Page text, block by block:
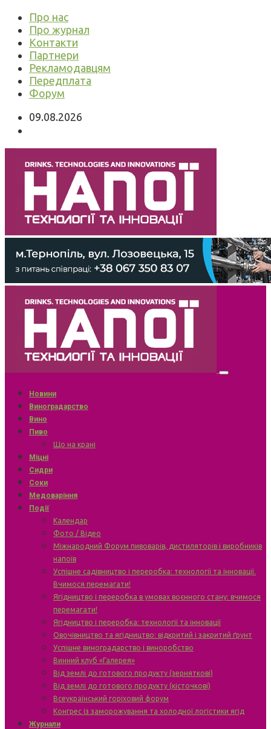
Про нас
Про журнал
Контакти
Партнери
Рекламодавцям
Передплата
Форум
09.08.2026
Новини
Виноградарство
Вино
Пиво
Що на крані
Міцні
Сидри
Соки
Медоваріння
Події
Календар
Фото / Відео
Міжнародний Форум пивоварів, дистиляторів і виробників
напоїв
Успішне садівництво і переробка: технології та інновації.
Вчимося перемагати!
Ягідництво і переробка в умовах воєнного стану: вчимося
перемагати!
Ягідництво і переробка: технології та інновації
Овочівництво та ягідництво: відкритий і закритий ґрунт
Успішне виноградарство і виноробство
Винний клуб «Галерея»
Від землі до готового продукту (зерняткові)
Від землі до готового продукту (кісточкові)
Всеукраїнський горіховий форум
Конгрес із заморожування та холодної логістики ягід
Журнали